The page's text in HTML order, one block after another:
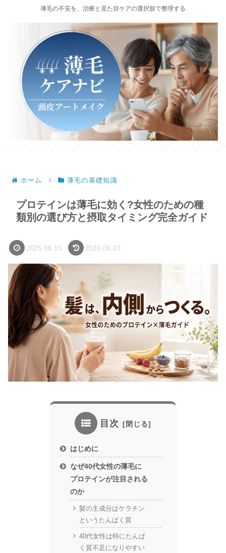
薄毛の不安を、治療と見た目ケアの選択肢で整理する
ホーム 薄毛の基礎知識
プロテインは薄毛に効く?女性のための種
類別の選び方と摂取タイミング完全ガイド
2025.06.15 2026.06.03
目次
はじめに
なぜ40代女性の薄毛に
プロテインが注目される
のか
髪の主成分はケラチン
というたんぱく質
40代女性は特にたんぱ
く質不足になりやすい